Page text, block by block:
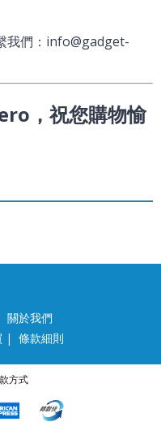
我們：info@gadget-
，祝您購物愉
關於我們
| 條款細則
方式